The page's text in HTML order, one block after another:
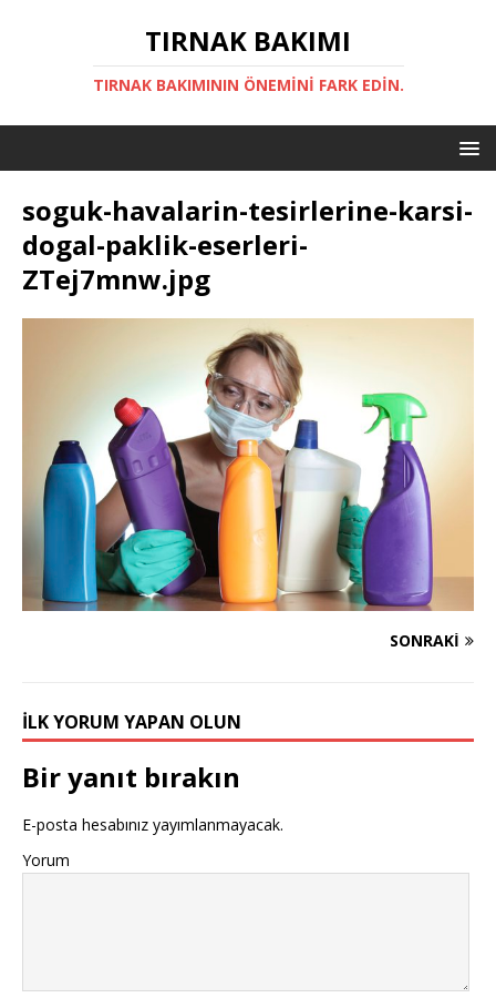
TIRNAK BAKIMI
TIRNAK BAKIMININ ÖNEMINI FARK EDIN.
soguk-havalarin-tesirlerine-karsi-
dogal-paklik-eserleri-
ZTej7mnw.jpg
SONRAKI
İLK YORUM YAPAN OLUN
Bir yanıt bırakın
E-posta hesabınız yayımlanmayacak.
Yorum